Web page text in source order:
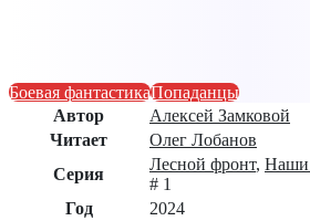
Боевая фантастикаПопаданцы
Автор
Алексей Замковой
Читает
Олег Лобанов
Серия
Лесной фронт, Наши
# 1
Год
2024